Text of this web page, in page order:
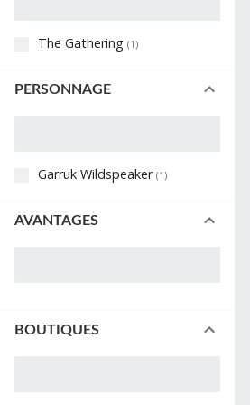
The Gathering (1 )
PERSONNAGE
Garruk Wildspeaker (1 )
AVANTAGES
BOUTIQUES